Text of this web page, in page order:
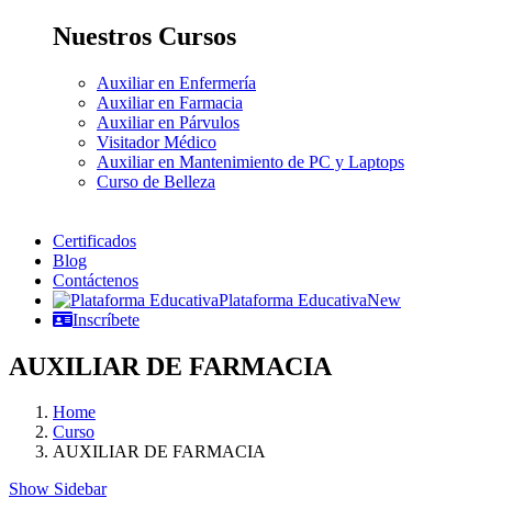
Nuestros Cursos
Auxiliar en Enfermería
Auxiliar en Farmacia
Auxiliar en Párvulos
Visitador Médico
Auxiliar en Mantenimiento de PC y Laptops
Curso de Belleza
Certificados
Blog
Contáctenos
Plataforma EducativaNew
Inscríbete
AUXILIAR DE FARMACIA
Home
Curso
AUXILIAR DE FARMACIA
Show Sidebar